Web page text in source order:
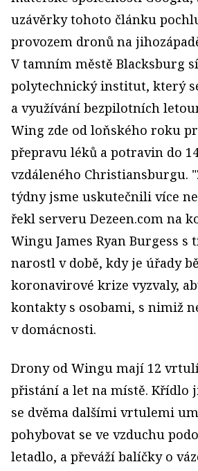
uzávěrky tohoto článku
provozem dronů na
V tamním městě Blacksburg
polytechnický institut, který
a využívání bezpilotních
Wing zde od loňského roku
přepravu léků a potravin do
vzdáleného Christiansburgu.
týdny jsme uskutečnili více
řekl serveru Dezeen.com na
Wingu James Ryan Burgess
narostl v době, kdy je úřady
koronavirové krize vyzvaly,
kontakty s osobami, s nimiž
v domácnosti.
Drony od Wingu mají 12
přistání a let na místě. Křídlo
se dvěma dalšími vrtulemi
pohybovat se ve vzduchu
letadlo, a převáží balíčky o